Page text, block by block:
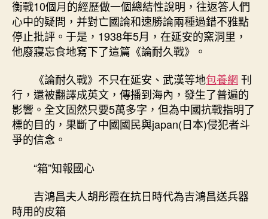
衡戰10個月的經歷做一個總結性說明，往返答人們
心中的疑問，并對亡國論和速勝論兩種過錯不雅點
停止批評。于是，1938年5月，在延安的窯洞里，
他廢寢忘食地寫下了這篇《論耐久戰》。
《論耐久戰》不只在延安、武漢等地包養網 刊
行，還被翻譯成英文，傳播到海內，發生了普遍的
影響。全文固然只要5萬多字，但為中國抗戰指明了
標的目的，果斷了中國國民與japan(日本)侵犯者斗
爭的信念。
“箱”知報國心
吉鴻昌夫人胡彤霞在抗日時代為吉鴻昌送兵器
時用的皮箱